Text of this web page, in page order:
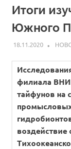
Итоги
Южного
18.11.2020 ARPP
филиала
тайфунов на